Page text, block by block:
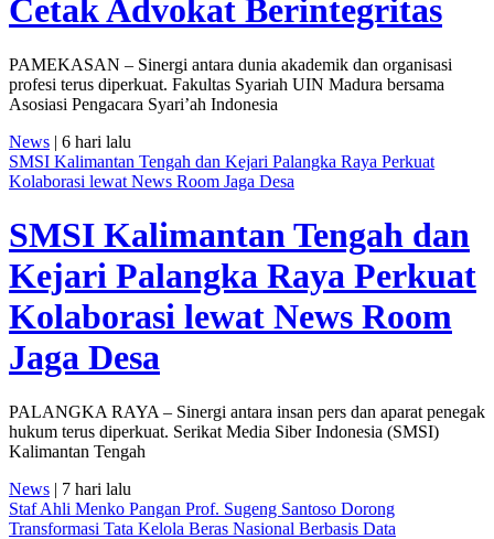
Cetak Advokat Berintegritas
PAMEKASAN – Sinergi antara dunia akademik dan organisasi
profesi terus diperkuat. Fakultas Syariah UIN Madura bersama
Asosiasi Pengacara Syari’ah Indonesia
News | 6 hari lalu
SMSI Kalimantan Tengah dan Kejari Palangka Raya Perkuat
Kolaborasi lewat News Room Jaga Desa
SMSI Kalimantan Tengah dan
Kejari Palangka Raya Perkuat
Kolaborasi lewat News Room
Jaga Desa
PALANGKA RAYA – Sinergi antara insan pers dan aparat penegak
hukum terus diperkuat. Serikat Media Siber Indonesia (SMSI)
Kalimantan Tengah
News | 7 hari lalu
Staf Ahli Menko Pangan Prof. Sugeng Santoso Dorong
Transformasi Tata Kelola Beras Nasional Berbasis Data